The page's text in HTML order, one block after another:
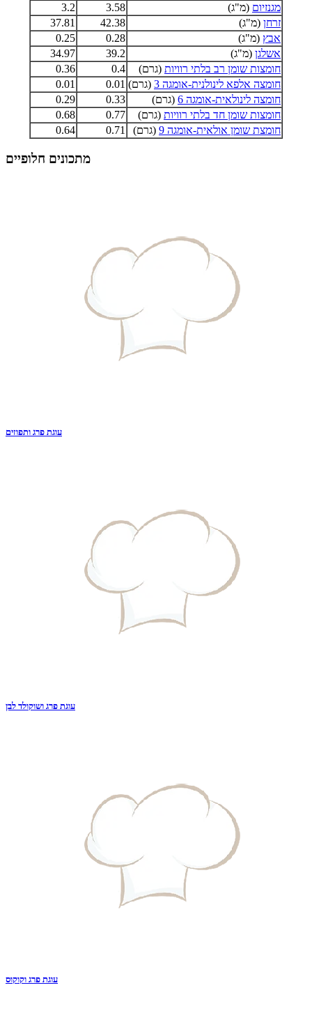
מגנזיום (מ"ג) 3.58
3.2
זרחן (מ"ג) 42.38
37.81
אבץ (מ"ג) 0.28
0.25
אשלגן (מ"ג) 39.2
34.97
חומצות שומן רב בלתי רוויות (גרם) 0.4
0.36
חומצה אלפא לינולנית-אומגה 3
(גרם) 0.01
0.01
חומצה לינולאית-אומגה 6
(גרם) 0.33
0.29
חומצות שומן חד בלתי רוויות (גרם) 0.77
0.68
חומצת שומן אולאית-אומגה 9
(גרם) 0.71
0.64
מתכונים חלופיים
עוגת פרג ותפוזים
עוגת פרג ושוקולד לבן
עוגת פרג וקוקוס